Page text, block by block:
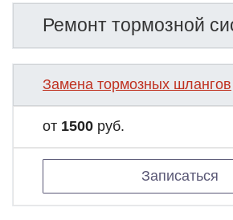
Ремонт тормозной
Замена тормозных шлангов
от 1500 руб.
Записаться